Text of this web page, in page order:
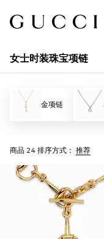
女士时装珠宝项链
金项链
商品 24 排序方式： 推荐